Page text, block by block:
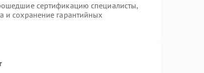
сертификацию специалисты,
и сохранение гарантийных